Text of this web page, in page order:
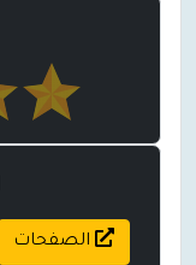
الصفحات